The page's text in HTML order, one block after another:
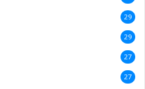
29
29
27
27